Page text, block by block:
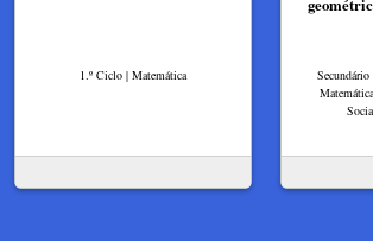
1.º Ciclo | Matemática